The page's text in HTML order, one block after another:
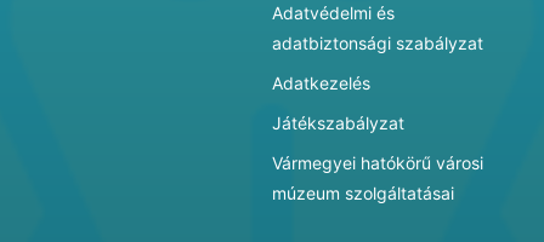
Adatvédelmi és
adatbiztonsági szabályzat
Adatkezelés
Játékszabályzat
Vármegyei hatókörű városi
múzeum szolgáltatásai